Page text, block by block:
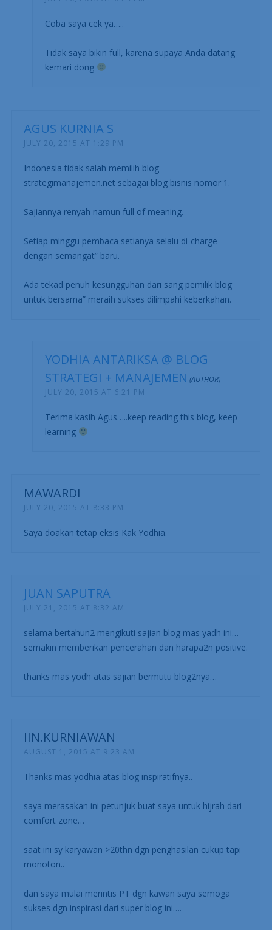
Coba saya cek ya…..
Tidak saya bikin full, karena supaya Anda datang
kemari dong
AGUS KURNIA S
JULY 20, 2015 AT 1:29 PM
Indonesia tidak salah memilih blog
strategimanajemen.net sebagai blog bisnis nomor 1.
Sajiannya renyah namun full of meaning.
Setiap minggu pembaca setianya selalu di-charge
dengan semangat” baru.
Ada tekad penuh kesungguhan dari sang pemilik blog
untuk bersama” meraih sukses dilimpahi keberkahan.
YODHIA ANTARIKSA @ BLOG
STRATEGI + MANAJEMEN
JULY 20, 2015 AT 6:21 PM
Terima kasih Agus…..keep reading this blog, keep
learning
MAWARDI
JULY 20, 2015 AT 8:33 PM
Saya doakan tetap eksis Kak Yodhia.
JUAN SAPUTRA
JULY 21, 2015 AT 8:32 AM
selama bertahun2 mengikuti sajian blog mas yadh ini…
semakin memberikan pencerahan dan harapa2n positive.
thanks mas yodh atas sajian bermutu blog2nya…
IIN.KURNIAWAN
AUGUST 1, 2015 AT 9:23 AM
Thanks mas yodhia atas blog inspiratifnya..
saya merasakan ini petunjuk buat saya untuk hijrah dari
comfort zone…
saat ini sy karyawan >20thn dgn penghasilan cukup tapi
monoton..
dan saya mulai merintis PT dgn kawan saya semoga
sukses dgn inspirasi dari super blog ini….